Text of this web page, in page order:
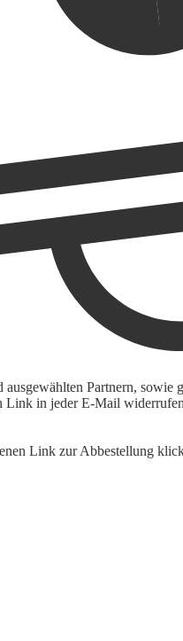
Partnern,
in jeder E-Mail
Link zur Abbestellung